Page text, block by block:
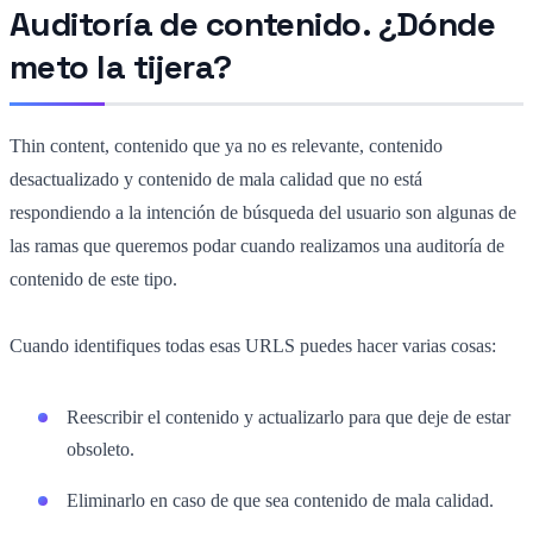
Auditoría de contenido. ¿Dónde
meto la tijera?
Thin content, contenido que ya no es relevante, contenido
desactualizado y contenido de mala calidad que no está
respondiendo a la intención de búsqueda del usuario son algunas de
las ramas que queremos podar cuando realizamos una auditoría de
contenido de este tipo.
Cuando identifiques todas esas URLS puedes hacer varias cosas:
Reescribir el contenido y actualizarlo para que deje de estar
obsoleto.
Eliminarlo en caso de que sea contenido de mala calidad.